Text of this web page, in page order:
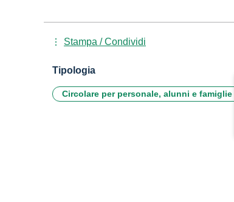
Stampa / Condividi
Tipologia
Circolare per personale, alunni e famiglie